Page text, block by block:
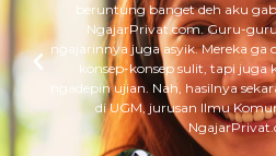
beruntung banget deh aku
NgajarPrivat.com. Guru-
ngajarinnya juga asyik. Mereka
konsep-konsep sulit, tapi juga
ngadepin ujian. Nah, hasilnya
di UGM, jurusan Ilmu